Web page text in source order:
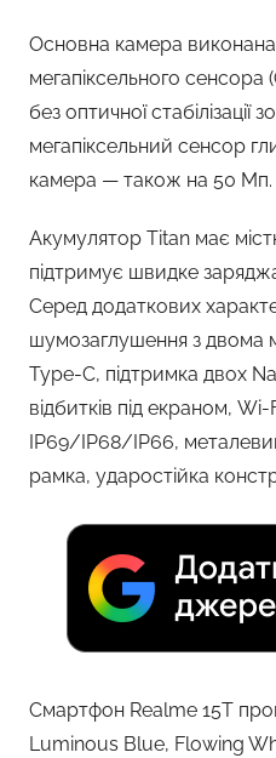
Основна камера виконана
мегапіксельного
без оптичної
мегапіксельний сенсор
камера — також на 50 Мп.
Акумулятор Titan має
підтримує швидке
Серед додаткових
шумозаглушення з двома
Type-C, підтримка двох
відбитків під екраном,
IP69/IP68/IP66,
рамка, ударостійка
Смартфон Realme 15T
Luminous Blue, Flowing